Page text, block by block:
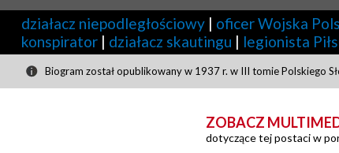
działacz niepodległościowy | oficer Wojska
konspirator | działacz skautingu | legionista
Biogram został opublikowany w 1937 r. w III tomie Polskiego
ZOBACZ
dotyczące tej postaci w